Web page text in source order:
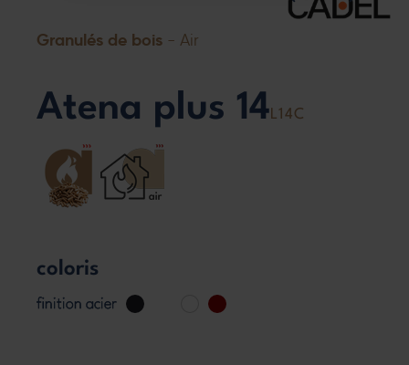
Granulés de bois - Air
Atena plus 14 L14C
coloris
finition acier